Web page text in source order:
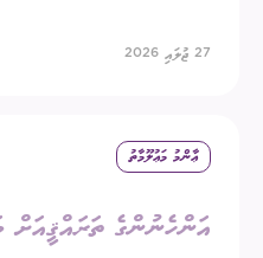
27 ޖުލައި 2026
ޢާންމު މަޢުލޫމާތު
އަންހެނުންގެ ތަރައްޤީއަށް